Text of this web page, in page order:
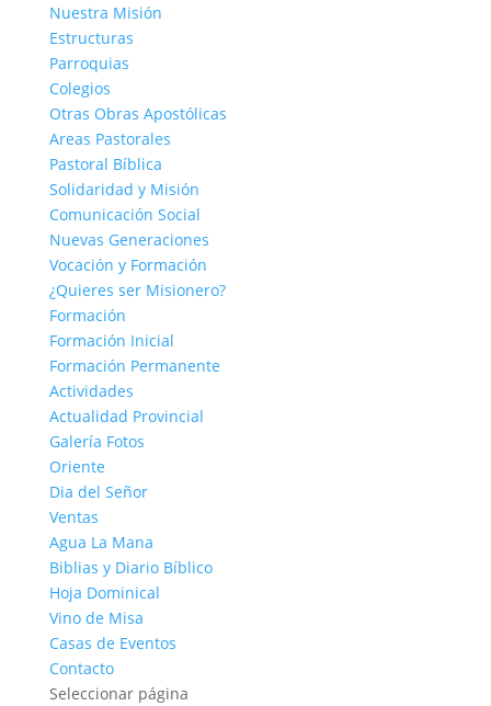
Nuestra Misión
Estructuras
Parroquias
Colegios
Otras Obras Apostólicas
Areas Pastorales
Pastoral Bíblica
Solidaridad y Misión
Comunicación Social
Nuevas Generaciones
Vocación y Formación
¿Quieres ser Misionero?
Formación
Formación Inicial
Formación Permanente
Actividades
Actualidad Provincial
Galería Fotos
Oriente
Dia del Señor
Ventas
Agua La Mana
Biblias y Diario Bíblico
Hoja Dominical
Vino de Misa
Casas de Eventos
Contacto
Seleccionar página